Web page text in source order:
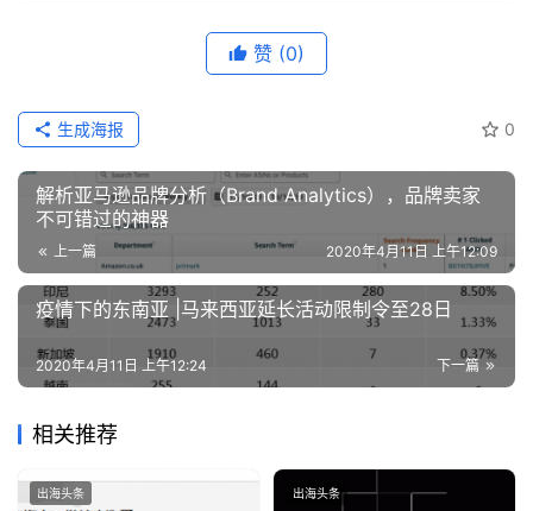
赞 (0)
0
生成海报
解析亚马逊品牌分析（Brand Analytics），品牌卖家
不可错过的神器
上一篇 2020年4月11日 上午12:09
疫情下的东南亚 |马来西亚延长活动限制令至28日
下一篇
2020年4月11日 上午12:24
相关推荐
出海头条 出海头条